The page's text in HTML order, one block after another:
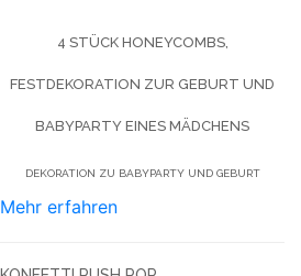
4 STÜCK HONEYCOMBS,
FESTDEKORATION ZUR GEBURT UND
BABYPARTY EINES MÄDCHENS
DEKORATION ZU BABYPARTY UND GEBURT
Mehr erfahren